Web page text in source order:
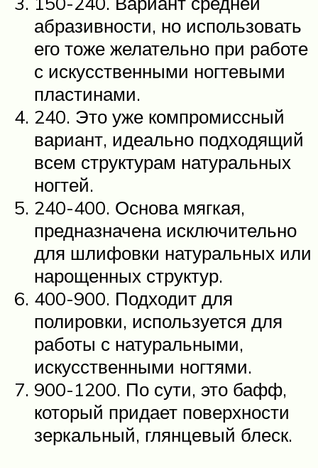
абразивности, но использовать
его тоже желательно при работе
с искусственными ногтевыми
пластинами.
240. Это уже компромиссный
вариант, идеально подходящий
всем структурам натуральных
ногтей.
240-400. Основа мягкая,
предназначена исключительно
для шлифовки натуральных или
нарощенных структур.
400-900. Подходит для
полировки, используется для
работы с натуральными,
искусственными ногтями.
900-1200. По сути, это бафф,
который придает поверхности
зеркальный, глянцевый блеск.